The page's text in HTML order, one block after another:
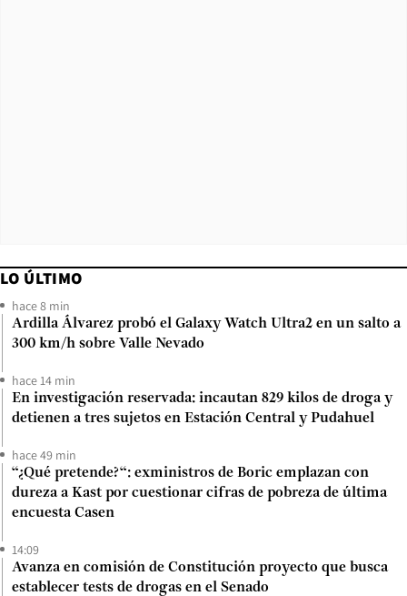
LO ÚLTIMO
hace 8 min
Ardilla Álvarez probó el Galaxy Watch Ultra2 en un salto a
300 km/h sobre Valle Nevado
hace 14 min
En investigación reservada: incautan 829 kilos de droga y
detienen a tres sujetos en Estación Central y Pudahuel
hace 49 min
“¿Qué pretende?“: exministros de Boric emplazan con
dureza a Kast por cuestionar cifras de pobreza de última
encuesta Casen
14:09
Avanza en comisión de Constitución proyecto que busca
establecer tests de drogas en el Senado